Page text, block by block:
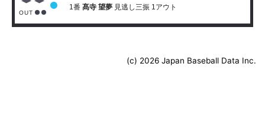
OUT
1番 髙寺 望夢 見逃し三振 1アウト
(c) 2026 Japan Baseball Data Inc.